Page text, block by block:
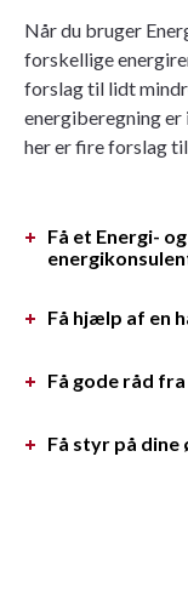
Når du bruger
forskellige
forslag til lidt
energiberegning
her er fire forslag
Få et Energi-
Få hjælp af en
Få gode råd
Få styr på